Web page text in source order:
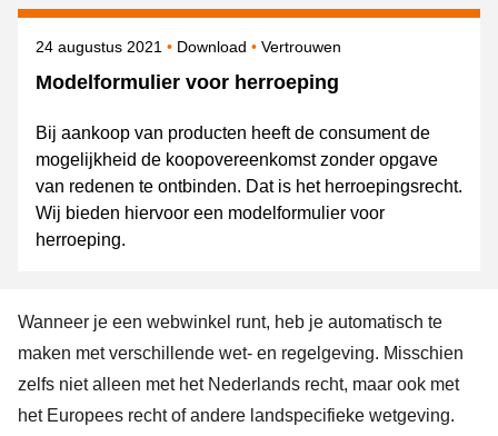
Modelformulier voor herroeping
Gepubliceerd op
24 augustus 2021 Download Onderwerpen
Vertrouwen
Bij aankoop van producten heeft de consument de
mogelijkheid de koopovereenkomst zonder opgave
van redenen te ontbinden. Dat is het herroepingsrecht.
Wij bieden hiervoor een modelformulier voor
herroeping.
Wanneer je een webwinkel runt, heb je automatisch te
maken met verschillende wet- en regelgeving. Misschien
zelfs niet alleen met het Nederlands recht, maar ook met
het Europees recht of andere landspecifieke wetgeving.